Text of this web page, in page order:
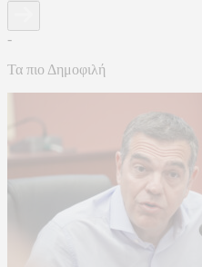
-
Τα πιο Δημοφιλή